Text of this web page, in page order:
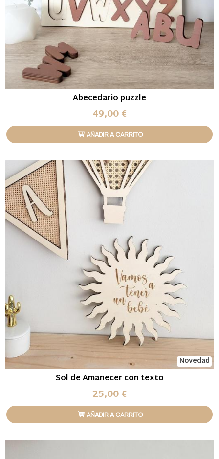
Abecedario puzzle
49,00 €
AÑADIR A CARRITO
Novedad
Sol de Amanecer con texto
25,00 €
AÑADIR A CARRITO